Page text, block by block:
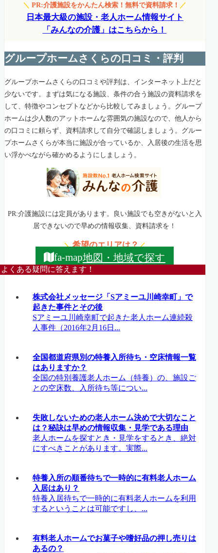
＼PR:介護施設をかんたん検索！無料で資料請求！ ／
日本最大級の施設・老人ホーム情報サイト
「みんなの介護」はこちらから！
グループホームさくらの口コミ・評判
グループホームさくらの口コミや評判は、インターネット上だと
少ないです。まずは気になる施設、条件の合う施設の資料請求を
して、特徴やコンセプトなどから比較してみましょう。グループ
ホームは少人数のアットホームな雰囲気の施設なので、他人から
の口コミに頼らず、資料請求して自分で確認しましょう。グルー
プホームさくらが本当に施設が合っているか、入居後の生活を思
い浮かべながら確かめるようにしましょう。
PR:介護施設には定員があります。良い施設でも空きがないと入
居できないので早めの情報収集、資料請求を！
＼希望のエリアは？／
fa-map地図・地域で探す
よくある疑問に答えます！
株式会社メッセージ「Sアミーユ川崎幸町」で
起きた事件とその後
Sアミーユ川崎幸町で起きた老人ホーム連続殺
人事件（2016年2月16日...
全国都道府県別の特養入所待ち・空床情報一覧
はありますか？
全国の特別養護老人ホーム（特養）の、施設ご
との空床数、入所待ち等につい...
失敗しないための老人ホーム決めで大切なこと
は？秘訣は早めの情報収集・見学である理由
老人ホームを探すとき・見学をするとき、絶対
にすべきことがあります。実際...
特養入所の順番待ちで一時的に有料老人ホーム
入居はあり？
特養入居待ちで一時的に有料老人ホームを利用
するということは可能ですし、...
有料老人ホームでお菓子や嗜好品の押し売りは
あるの？